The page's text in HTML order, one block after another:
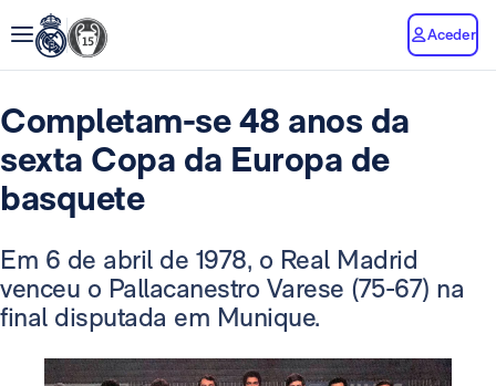
Aceder
Completam-se 48 anos da
sexta Copa da Europa de
basquete
Em 6 de abril de 1978, o Real Madrid
venceu o Pallacanestro Varese (75-67) na
final disputada em Munique.